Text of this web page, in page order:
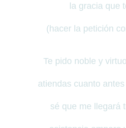
la gracia que
(hacer la petición
Te pido noble y
atiendas cuanto
sé que me llegará